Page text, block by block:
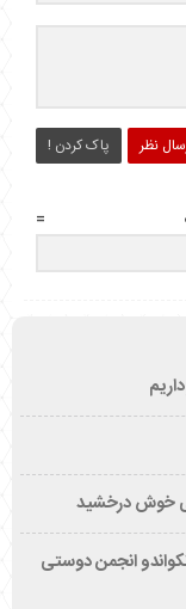
نظر پاک کردن !
خوش درخشید
انجمن دوستی